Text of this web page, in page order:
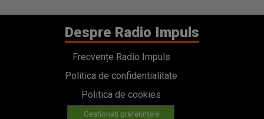
Despre Radio Impuls
Frecvențe Radio Impuls
Politica de confidentialitate
Politica de cookies
Gestionați preferințele